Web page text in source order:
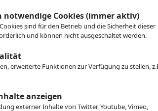
Smart Living,
zwischen
notwendige Cookies (immer aktiv)
sind für den Betrieb und die Sicherheit dieser
und können nicht ausgeschaltet werden.
erweiterte Funktionen zur Verfügung zu stellen,
anzeigen
externer Inhalte von Twitter, Youtube, Vimeo,